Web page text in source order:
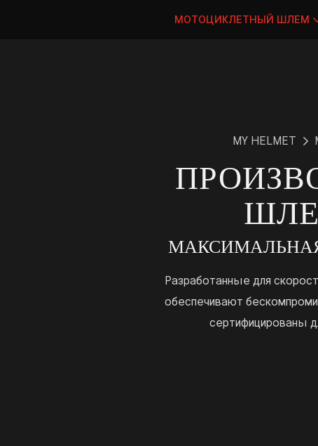
МОТОЦИКЛЕТНЫЙ ШЛЕМ
MY HELMET
Разработанные для
обеспечивают
сертифицированы